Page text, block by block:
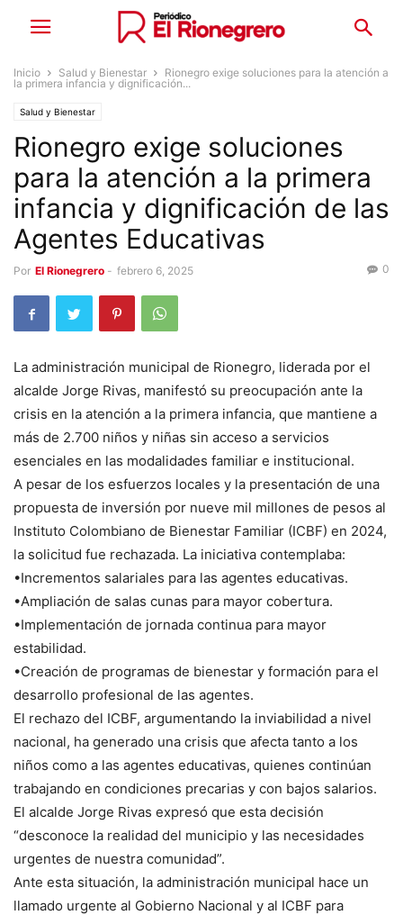
Inicio Salud y Bienestar
Rionegro exige soluciones para la atención a
la primera infancia y dignificación...
Salud y Bienestar
Rionegro exige soluciones
para la atención a la primera
infancia y dignificación de las
Agentes Educativas
Por El Rionegrero - febrero 6, 2025 0
La administración municipal de Rionegro, liderada por el
alcalde Jorge Rivas, manifestó su preocupación ante la
crisis en la atención a la primera infancia, que mantiene a
más de 2.700 niños y niñas sin acceso a servicios
esenciales en las modalidades familiar e institucional.
A pesar de los esfuerzos locales y la presentación de una
propuesta de inversión por nueve mil millones de pesos al
Instituto Colombiano de Bienestar Familiar (ICBF) en 2024,
la solicitud fue rechazada. La iniciativa contemplaba:
•Incrementos salariales para las agentes educativas.
•Ampliación de salas cunas para mayor cobertura.
•Implementación de jornada continua para mayor
estabilidad.
•Creación de programas de bienestar y formación para el
desarrollo profesional de las agentes.
El rechazo del ICBF, argumentando la inviabilidad a nivel
nacional, ha generado una crisis que afecta tanto a los
niños como a las agentes educativas, quienes continúan
trabajando en condiciones precarias y con bajos salarios.
El alcalde Jorge Rivas expresó que esta decisión
“desconoce la realidad del municipio y las necesidades
urgentes de nuestra comunidad”.
Ante esta situación, la administración municipal hace un
llamado urgente al Gobierno Nacional y al ICBF para